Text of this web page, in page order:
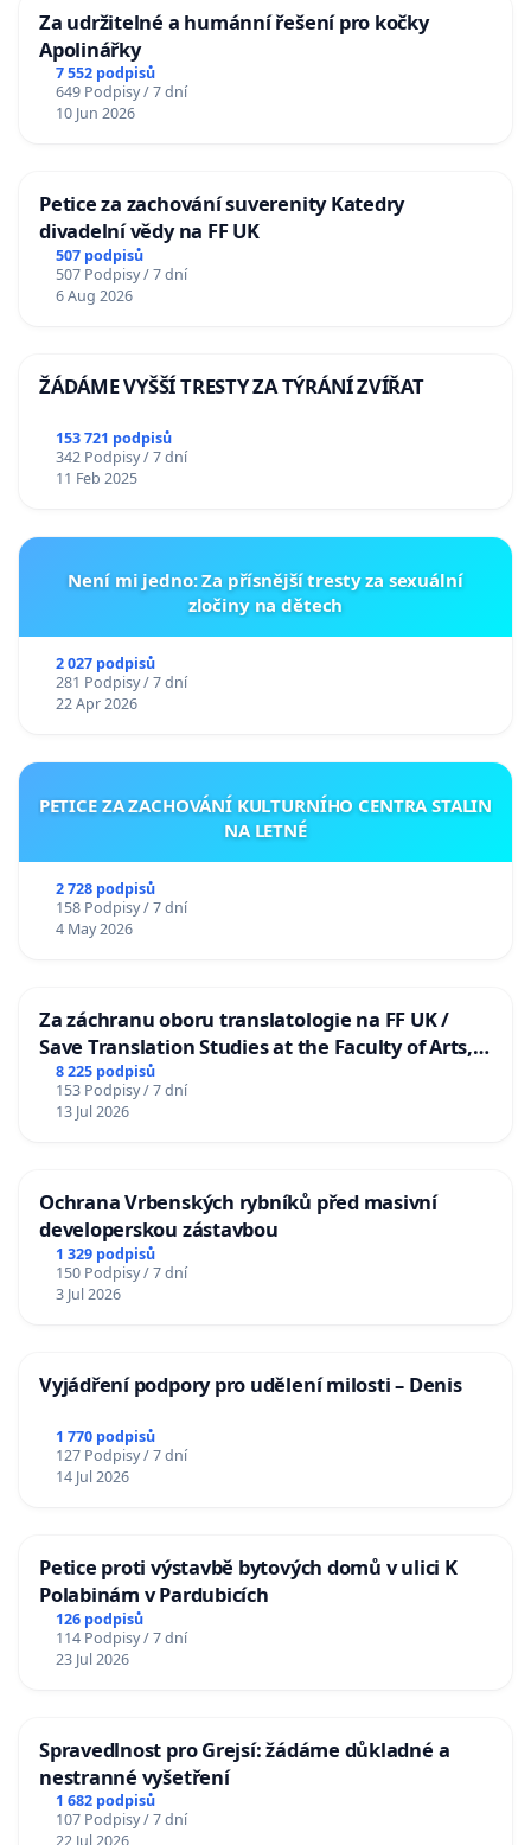
Za udržitelné a humánní řešení pro kočky
Apolinářky
7 552 podpisů
649 Podpisy / 7 dní
10 Jun 2026
Petice za zachování suverenity Katedry
divadelní vědy na FF UK
507 podpisů
507 Podpisy / 7 dní
6 Aug 2026
ŽÁDÁME VYŠŠÍ TRESTY ZA TÝRÁNÍ ZVÍŘAT
153 721 podpisů
342 Podpisy / 7 dní
11 Feb 2025
Není mi jedno: Za přísnější tresty za sexuální
zločiny na dětech
2 027 podpisů
281 Podpisy / 7 dní
22 Apr 2026
PETICE ZA ZACHOVÁNÍ KULTURNÍHO CENTRA STALIN
NA LETNÉ
2 728 podpisů
158 Podpisy / 7 dní
4 May 2026
Za záchranu oboru translatologie na FF UK /
Save Translation Studies at the Faculty of Arts,
Charles University
8 225 podpisů
153 Podpisy / 7 dní
13 Jul 2026
Ochrana Vrbenských rybníků před masivní
developerskou zástavbou
1 329 podpisů
150 Podpisy / 7 dní
3 Jul 2026
Vyjádření podpory pro udělení milosti – Denis
1 770 podpisů
127 Podpisy / 7 dní
14 Jul 2026
Petice proti výstavbě bytových domů v ulici K
Polabinám v Pardubicích
126 podpisů
114 Podpisy / 7 dní
23 Jul 2026
Spravedlnost pro Grejsí: žádáme důkladné a
nestranné vyšetření
1 682 podpisů
107 Podpisy / 7 dní